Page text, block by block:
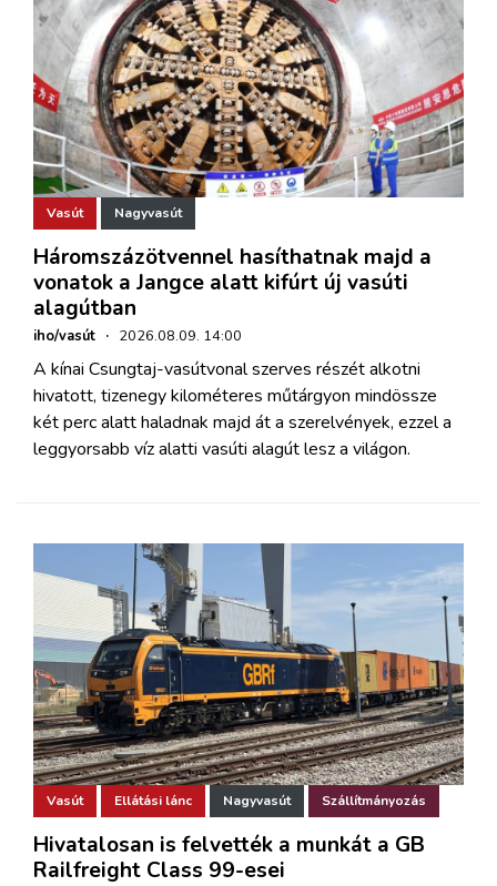
Vasút Nagyvasút
Háromszázötvennel hasíthatnak majd a
vonatok a Jangce alatt kifúrt új vasúti
alagútban
iho/vasút · 2026.08.09. 14:00
A kínai Csungtaj-vasútvonal szerves részét alkotni
hivatott, tizenegy kilométeres műtárgyon mindössze
két perc alatt haladnak majd át a szerelvények, ezzel a
leggyorsabb víz alatti vasúti alagút lesz a világon.
Vasút Ellátási lánc Nagyvasút Szállítmányozás
Hivatalosan is felvették a munkát a GB
Railfreight Class 99-esei